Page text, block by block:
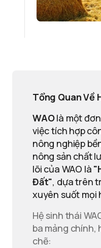
Tổng Quan Về
WAOlà một
việc tích hợp
nông nghiệp
nông sản chất
lõi của WAO là
Đất", dựa trên
xuyên suốt mọi
Hệ sinh thái
ba mảng chính,
chẽ: